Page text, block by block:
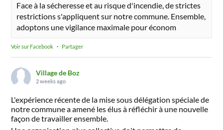
Face à la sécheresse et au risque d'incendie, de strictes
restrictions s'appliquent sur notre commune. Ensemble,
adoptons une vigilance maximale pour économ
Voir sur Facebook · Partager
Village de Boz
2 weeks ago
L'expérience récente de la mise sous délégation spéciale de
notre commune a amené les élus à réfléchir à une nouvelle
façon de travailler ensemble.